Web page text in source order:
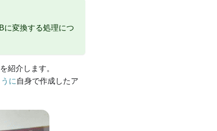
変換する処理につ
紹介します。
に 自身で作成したア